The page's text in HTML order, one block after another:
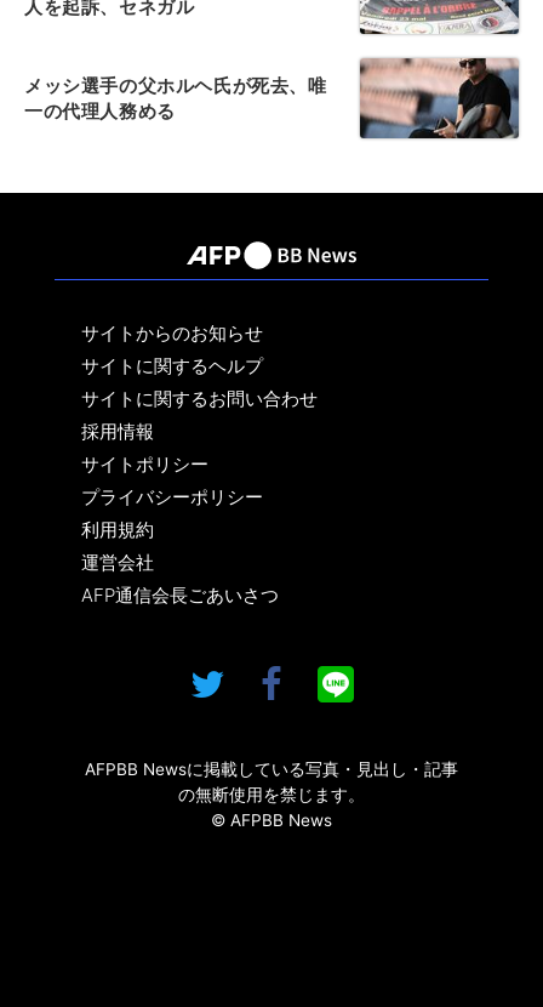
人を起訴、セネガル
メッシ選手の父ホルヘ氏が死去、唯
一の代理人務める
サイトからのお知らせ
サイトに関するヘルプ
サイトに関するお問い合わせ
採用情報
サイトポリシー
プライバシーポリシー
利用規約
運営会社
AFP通信会長ごあいさつ
AFPBB Newsに掲載している写真・見出し・記事
の無断使用を禁じます。
© AFPBB News